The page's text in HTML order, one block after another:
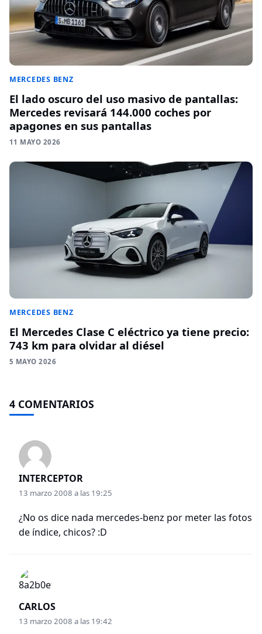
MERCEDES BENZ
El lado oscuro del uso masivo de pantallas:
Mercedes revisará 144.000 coches por
apagones en sus pantallas
11 MAYO 2026
MERCEDES BENZ
El Mercedes Clase C eléctrico ya tiene precio:
743 km para olvidar al diésel
5 MAYO 2026
4 COMENTARIOS
INTERCEPTOR
13 marzo 2008 a las 19:25
¿No os dice nada mercedes-benz por meter las fotos
de índice, chicos? :D
CARLOS
13 marzo 2008 a las 19:42